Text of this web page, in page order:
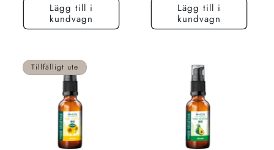
Lägg till i
kundvagn
Lägg till i
kundvagn
Tillfälligt ute